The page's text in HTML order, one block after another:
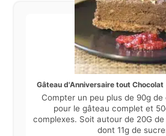
Gâteau d'Anniversaire tout
Compter un peu plus de 90g de
pour le gâteau complet et
complexes. Soit autour de 20G
dont 11g de